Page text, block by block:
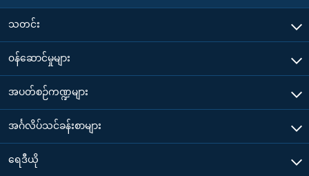
သတင်း
၀န်ဆောင်မှုများ
အပတ်စဉ်ကဏ္ဍများ
အင်္ဂလိပ်သင်ခန်းစာများ
ရေဒီယို